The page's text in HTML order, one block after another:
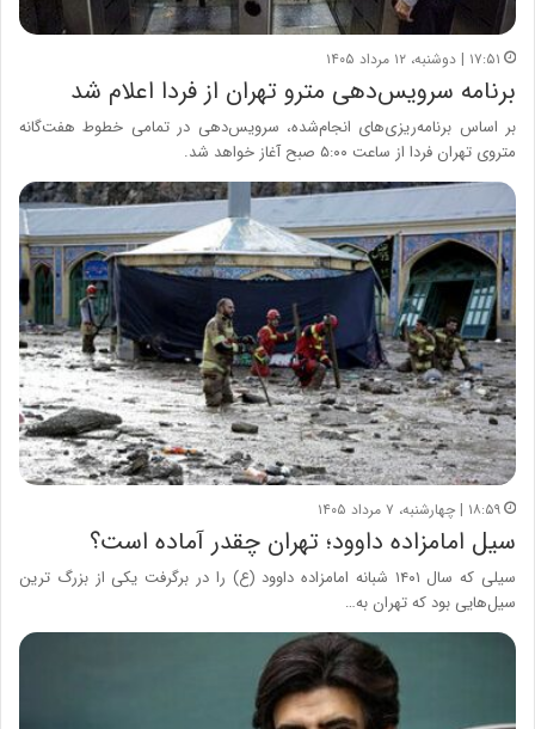
۱۷:۵۱ | دوشنبه، ۱۲ مرداد ۱۴۰۵
برنامه سرویس‌دهی مترو تهران از فردا اعلام شد
بر اساس برنامه‌ریزی‌های انجام‌شده، سرویس‌دهی در تمامی خطوط هفت‌گانه
متروی تهران فردا از ساعت ۵:۰۰ صبح آغاز خواهد شد.
۱۸:۵۹ | چهارشنبه، ۷ مرداد ۱۴۰۵
سیل امامزاده داوود؛ تهران چقدر آماده است؟
سیلی که سال ۱۴۰۱ شبانه امامزاده داوود (ع) را در برگرفت یکی از بزرگ ترین
سیل‌هایی بود که تهران به…